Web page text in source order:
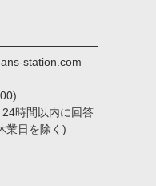
station.com
時間以内に回答
業日を除く)